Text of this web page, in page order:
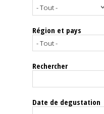
Notes
dégustation
Le
magazine
Région et pays
Rechercher
Date de degustation